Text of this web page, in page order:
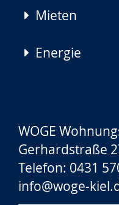
Mieten
Energie
WOGE
Gerhardstraße
Telefon: 0431
info@woge-